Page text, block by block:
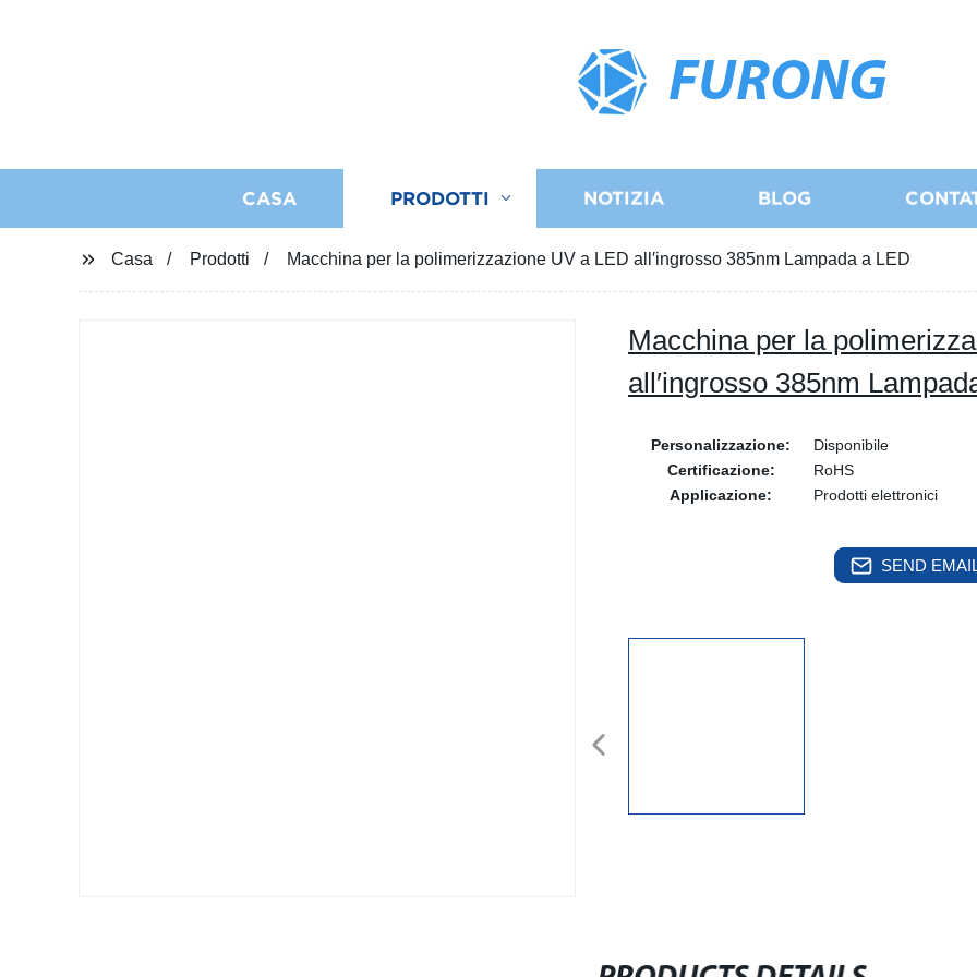
FURONG
CASA PRODOTTI NOTIZIA BLOG
Casa Prodotti Macchina per la polimerizzazione UV a LED all′ingrosso 385nm Lampada a LED
Macchina per la
all′ingrosso 385nm
Personalizzazione:
Disponibile
Certificazione:
RoHS
Applicazione:
Prodotti elettronici
SEND